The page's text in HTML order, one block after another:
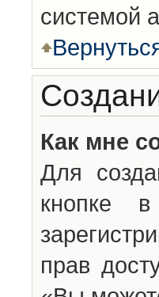
системой
Как мне
Для
кнопке
прав